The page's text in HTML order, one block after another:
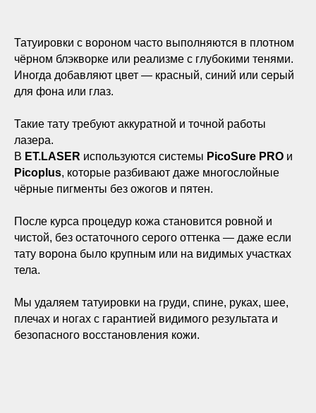
Татуировки с вороном часто выполняются в плотном
чёрном блэкворке или реализме с глубокими тенями.
Иногда добавляют цвет — красный, синий или серый
для фона или глаз.
Такие тату требуют аккуратной и точной работы
лазера.
В ET.LASER используются системы PicoSure PRO и
Picoplus, которые разбивают даже многослойные
чёрные пигменты без ожогов и пятен.
После курса процедур кожа становится ровной и
чистой, без остаточного серого оттенка — даже если
тату ворона было крупным или на видимых участках
тела.
Мы удаляем татуировки на груди, спине, руках, шее,
плечах и ногах с гарантией видимого результата и
безопасного восстановления кожи.
РАБОТАЕМ С 2016, САМЫЕ ИЗВЕСТНЫЕ В
РОССИИ И СНГ. ОТЗЫВОВ МНОГО, ЦЕНЫ НЕ
ГНЁМ, ЛУЧШИЕ ЛАЗЕРЫ НА РЫНКЕ, 5 МИНУТ
РЕЗУЛЬТАТ - ГАРАНТИРУЕМ.*
удаления тату ET.LASER